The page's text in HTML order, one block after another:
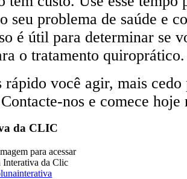
seu problema de saúde e
é útil para determinar se
o tratamento quiroprático.
rápido você agir, mais cedo
nos e comece hoje
da CLIC
para acessar
Interativa da Clic